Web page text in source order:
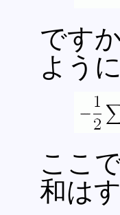
です
よう
ここ
和は